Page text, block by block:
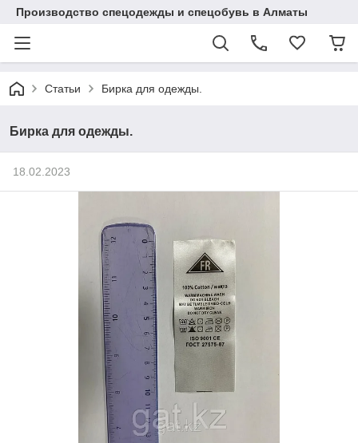
Производство спецодежды и спецобувь в Алматы
Статьи Бирка для одежды.
Бирка для одежды.
18.02.2023